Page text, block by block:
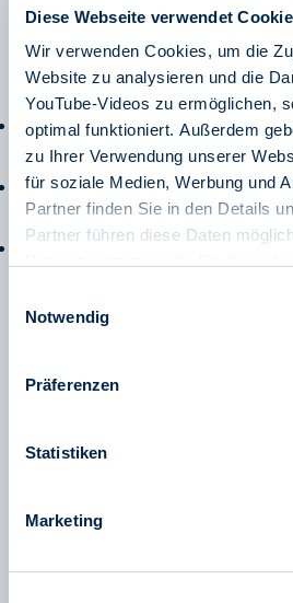
Diese Webseite verwendet
Wir verwenden Cookies, um die
Website zu analysieren und die
YouTube-Videos zu ermöglichen,
optimal funktioniert. Außerdem
zu Ihrer Verwendung unserer
für soziale Medien, Werbung und
Partner finden Sie in den Details
Partner führen diese Daten
haben. Weitere Informationen
Notwendig
Präferenzen
Statistiken
Marketing
Zeitraum von Montag, 6. Juli,
2026, für den Verkehr gesperrt
Umleitung in beiden
Deidesheimer Straße und
Entfall der Haltestellen
Sammet-Straße
Ersatzhaltestellen in der
#hiekumme #hämkumme